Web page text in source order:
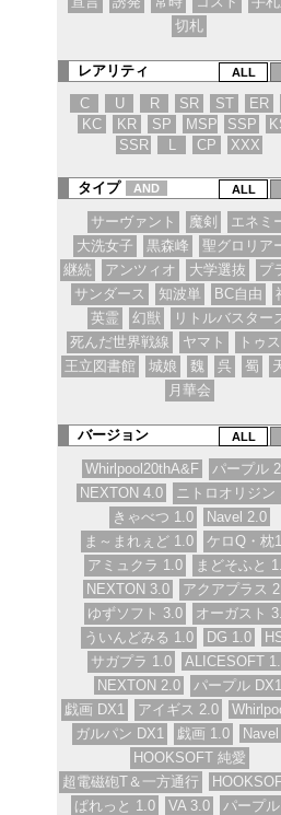
切札
レアリティ
C
U R SR ST ER
KC
KR SP MSP SSP
SSR
L CP XXX
タイプ AND
サーヴァント 魔剣
エネミ
大洗女子
黒森峰
聖グロリア
継続
アンツィオ 大学選抜
プ
サンダース
知波単 BC自由
英霊
幻獣
リトルバスター
死んだ世界戦線
ヤマト
トゥ
王立図書館
城娘 魏 呉 蜀
月華会
バージョン
Whirlpool20thA&F
パープル
NEXTON 4.0
ニトロオリジン
きゃべつ 1.0
Navel 2.0
ま～まれぇど 1.0
ケロQ・枕
アミュクラ 1.0
まどそふと
NEXTON 3.0
アクアプラス
ゆずソフト 3.0
オーガスト
ういんどみる 1.0
DG 1.0
サガプラ 1.0
ALICESOFT
NEXTON 2.0
パープル DX1
戯画 DX1
アイギス 2.0
ガルパン DX1
戯画 1.0
HOOKSOFT 純愛
超電磁砲T＆一方通行
ぱれっと 1.0
VA 3.0
パープ